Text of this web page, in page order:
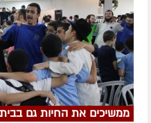
ממשיכים את החיות גם בבית